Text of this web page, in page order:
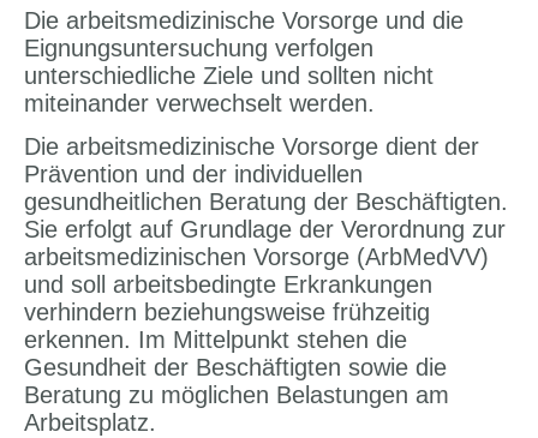
Die arbeitsmedizinische Vorsorge und die
Eignungsuntersuchung verfolgen
unterschiedliche Ziele und sollten nicht
miteinander verwechselt werden.
Die arbeitsmedizinische Vorsorge dient der
Prävention und der individuellen
gesundheitlichen Beratung der Beschäftigten.
Sie erfolgt auf Grundlage der Verordnung zur
arbeitsmedizinischen Vorsorge (ArbMedVV)
und soll arbeitsbedingte Erkrankungen
verhindern beziehungsweise frühzeitig
erkennen. Im Mittelpunkt stehen die
Gesundheit der Beschäftigten sowie die
Beratung zu möglichen Belastungen am
Arbeitsplatz.